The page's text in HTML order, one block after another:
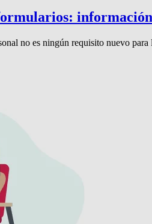
no es ningún requisito nuevo